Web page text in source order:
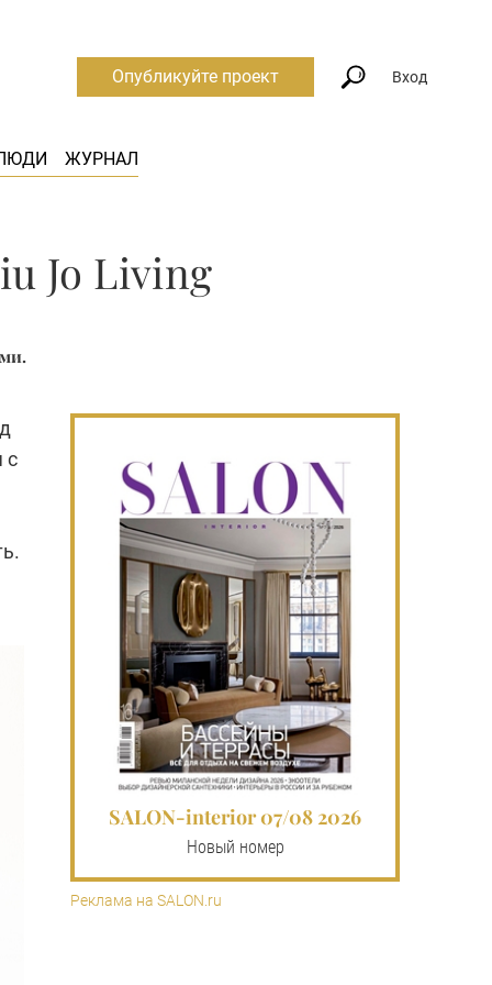
ЖУРНАЛ
Опубликуйте проект Вход
Jo Living
с
SALON-interior 07/08 2026
Новый номер
Реклама на SALON.ru